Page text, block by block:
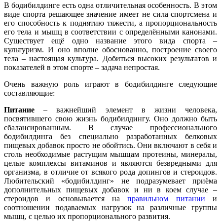
В бодибилдинге есть одна отличительная особенность. В этом
виде спорта решающее значение имеет не сила спортсмена и
его способность к поднятию тяжести, а пропорциональность
его тела и мышц в соответствии с определёнными канонами.
Существует ещё одно название этого вида спорта –
культуризм. И оно вполне обоснованно, построение своего
тела – настоящая культура. Добиться высоких результатов и
показателей в этом спорте – задача непростая.
Очень важную роль играют в бодибилдинге следующие
составляющие:
Питание – важнейший элемент в жизни человека,
посвятившего свою жизнь бодибилдингу. Оно должно быть
сбалансированным. В случае профессионального
бодибилдинга без специально разработанных белковых
пищевых добавок просто не обойтись. Они включают в себя и
столь необходимые растущим мышцам протеины, минералы,
целые комплексы витаминов и являются безвредными для
организма, в отличие от всякого рода допингов и стероидов.
Любительский «бодибилдинг» не подразумевает приёма
дополнительных пищевых добавок и ни в коем случае –
стероидов и основывается направильном питании и
соотношении подаваемых нагрузок на различные группы
мышц, с целью их пропорционального развития.